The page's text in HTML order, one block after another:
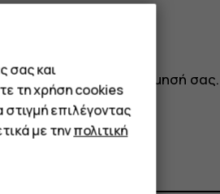
ανάλογα με την προτίμησή σας.
σας και
τη χρήση cookies
επιλέγοντας
με τηνπολιτική